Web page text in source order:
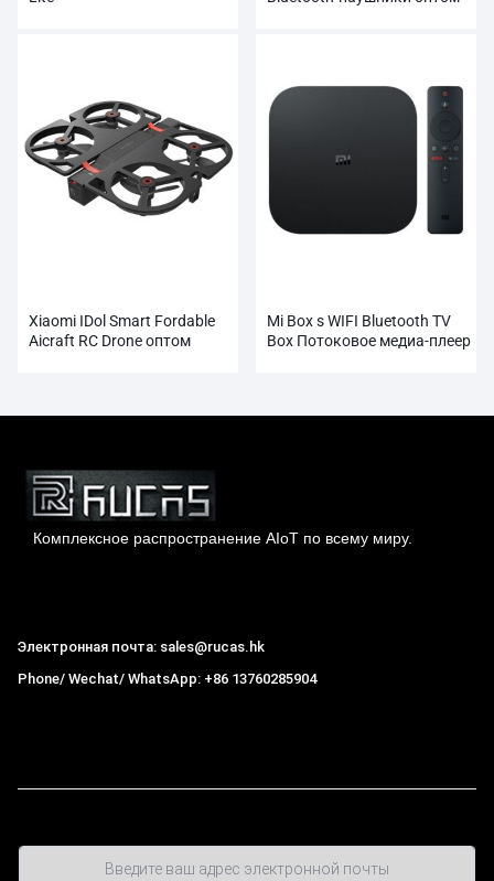
Xiaomi IDol Smart Fordable
Aicraft RC Drone оптом
Mi Box s WIFI Bluetooth TV
Box Потоковое медиа-плеер
Комплексное распространение AIoT по всему миру.
Электронная почта: sales@rucas.hk
Phone/ Wechat/ WhatsApp: +86 13760285904